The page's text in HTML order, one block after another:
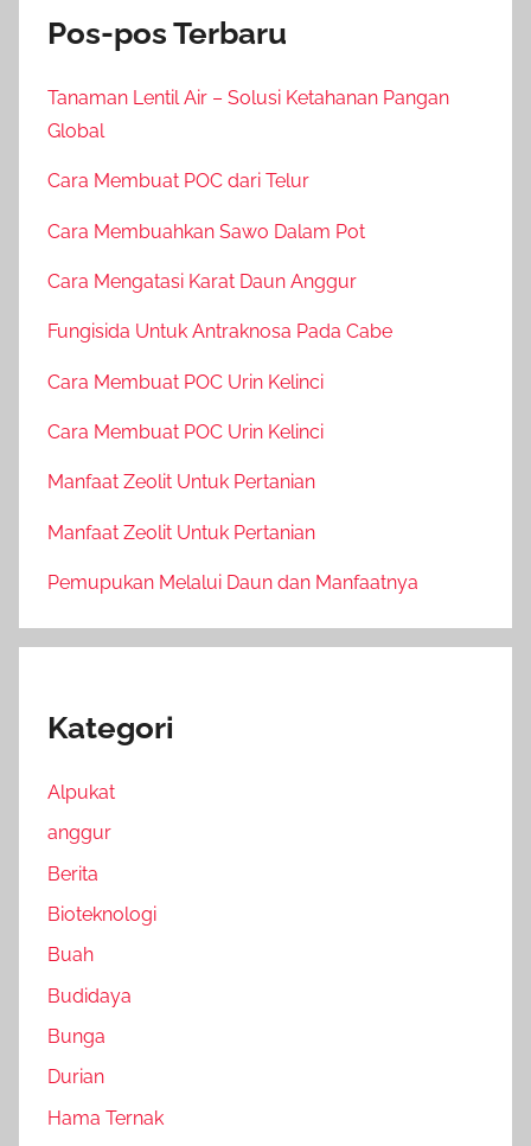
Pos-pos Terbaru
Tanaman Lentil Air – Solusi Ketahanan Pangan
Global
Cara Membuat POC dari Telur
Cara Membuahkan Sawo Dalam Pot
Cara Mengatasi Karat Daun Anggur
Fungisida Untuk Antraknosa Pada Cabe
Cara Membuat POC Urin Kelinci
Cara Membuat POC Urin Kelinci
Manfaat Zeolit Untuk Pertanian
Manfaat Zeolit Untuk Pertanian
Pemupukan Melalui Daun dan Manfaatnya
Kategori
Alpukat
anggur
Berita
Bioteknologi
Buah
Budidaya
Bunga
Durian
Hama Ternak